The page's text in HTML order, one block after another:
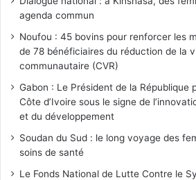
agenda commun
Noufou : 45 bovins pour renforcer les
de 78 bénéficiaires du réduction de la
communautaire (CVR)
Gabon : Le Président de la République
Côte d’Ivoire sous le signe de
et du développement
Soudan du Sud : le long voyage des
soins de santé
Le Fonds National de Lutte Contre le